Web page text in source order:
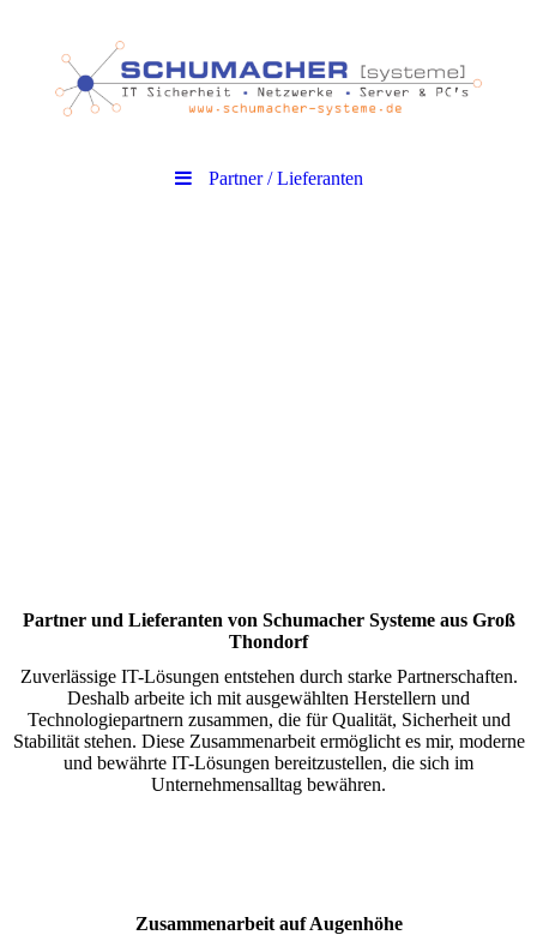
Partner / Lieferanten
Partner und Lieferanten von Schumacher Systeme aus Groß
Thondorf
Zuverlässige IT-Lösungen entstehen durch starke Partnerschaften.
Deshalb arbeite ich mit ausgewählten Herstellern und
Technologiepartnern zusammen, die für Qualität, Sicherheit und
Stabilität stehen. Diese Zusammenarbeit ermöglicht es mir, moderne
und bewährte IT-Lösungen bereitzustellen, die sich im
Unternehmensalltag bewähren.
Zusammenarbeit auf Augenhöhe